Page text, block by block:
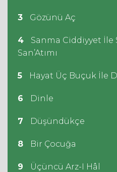
3 Gözünü Aç
4
Sanma Ciddiyyet İle
San’Atımı
5 Hayat Üç Buçuk İle
6 Dinle
7 Düşündükçe
8 Bir Çocuğa
9 Üçüncü Arz-I Hâl